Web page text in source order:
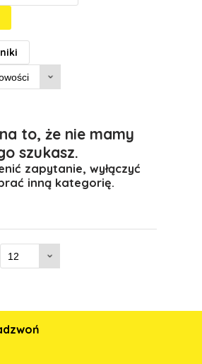
to, że nie mamy
szukasz.
zapytanie, wyłączyć
inną kategorię.